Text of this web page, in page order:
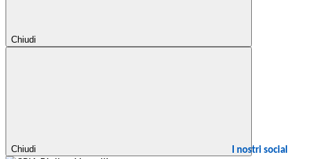
Chiudi
Chiudi I nostri social